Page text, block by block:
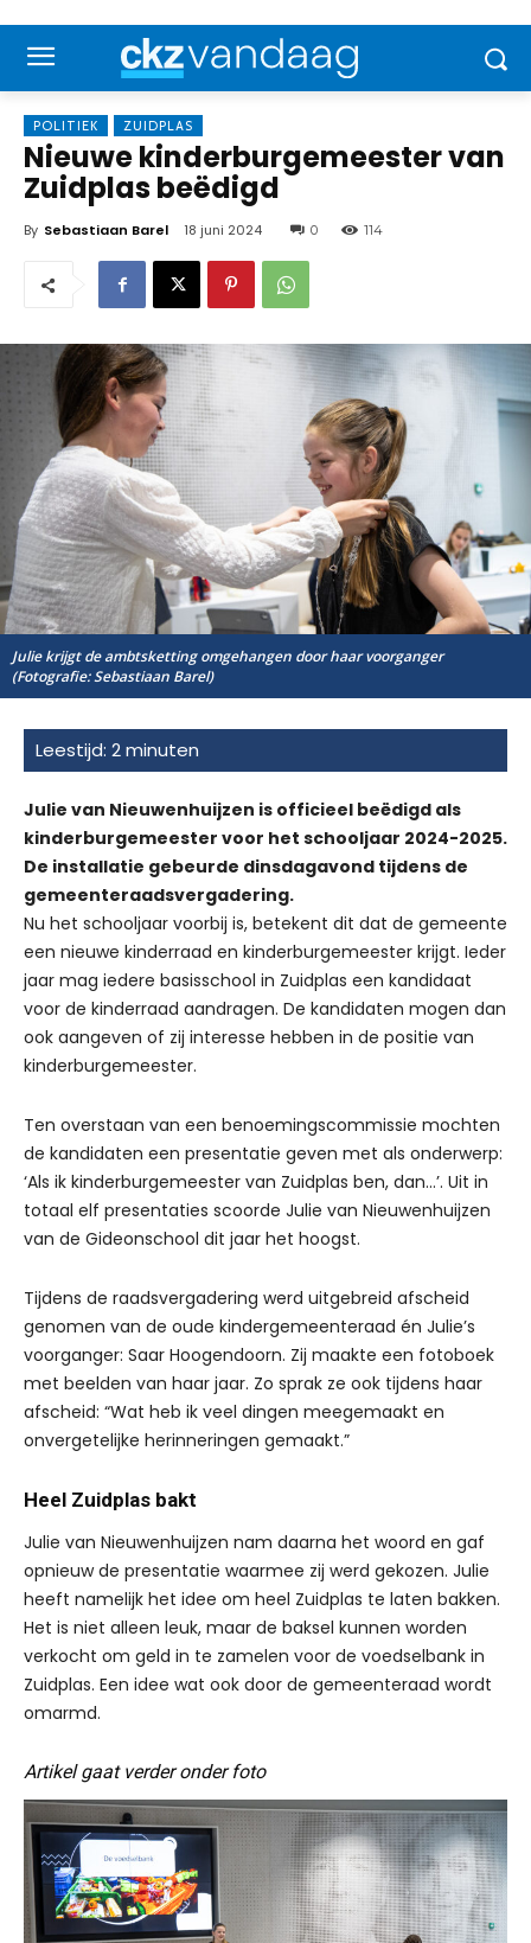
POLITIEK ZUIDPLAS
Nieuwe kinderburgemeester van
Zuidplas beëdigd
By Sebastiaan Barel 18 juni 2024 0 114
Julie krijgt de ambtsketting omgehangen door haar voorganger
(Fotografie: Sebastiaan Barel)
Julie van Nieuwenhuijzen is officieel beëdigd als
kinderburgemeester voor het schooljaar 2024-2025.
De installatie gebeurde dinsdagavond tijdens de
gemeenteraadsvergadering.
Nu het schooljaar voorbij is, betekent dit dat de gemeente
een nieuwe kinderraad en kinderburgemeester krijgt. Ieder
jaar mag iedere basisschool in Zuidplas een kandidaat
voor de kinderraad aandragen. De kandidaten mogen dan
ook aangeven of zij interesse hebben in de positie van
kinderburgemeester.
Ten overstaan van een benoemingscommissie mochten
de kandidaten een presentatie geven met als onderwerp:
‘Als ik kinderburgemeester van Zuidplas ben, dan…’. Uit in
totaal elf presentaties scoorde Julie van Nieuwenhuijzen
van de Gideonschool dit jaar het hoogst.
Tijdens de raadsvergadering werd uitgebreid afscheid
genomen van de oude kindergemeenteraad én Julie’s
voorganger: Saar Hoogendoorn. Zij maakte een fotoboek
met beelden van haar jaar. Zo sprak ze ook tijdens haar
afscheid: “Wat heb ik veel dingen meegemaakt en
onvergetelijke herinneringen gemaakt.”
Heel Zuidplas bakt
Julie van Nieuwenhuijzen nam daarna het woord en gaf
opnieuw de presentatie waarmee zij werd gekozen. Julie
heeft namelijk het idee om heel Zuidplas te laten bakken.
Het is niet alleen leuk, maar de baksel kunnen worden
verkocht om geld in te zamelen voor de voedselbank in
Zuidplas. Een idee wat ook door de gemeenteraad wordt
omarmd.
Artikel gaat verder onder foto